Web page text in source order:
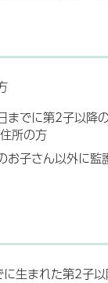
でに第2子以降
所の方
子さん以外に
生まれた第2子